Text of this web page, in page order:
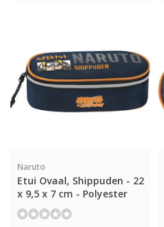
Naruto
Etui Ovaal, Shippuden - 22
x 9,5 x 7 cm - Polyester